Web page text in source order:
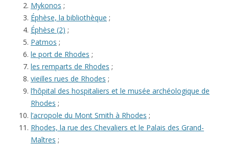
Mykonos ;
Éphèse, la bibliothèque ;
Éphèse (2) ;
Patmos ;
le port de Rhodes ;
les remparts de Rhodes ;
vieilles rues de Rhodes ;
l’hôpital des hospitaliers et le musée archéologique de
Rhodes ;
l’acropole du Mont Smith à Rhodes ;
Rhodes, la rue des Chevaliers et le Palais des Grand-
Maîtres ;